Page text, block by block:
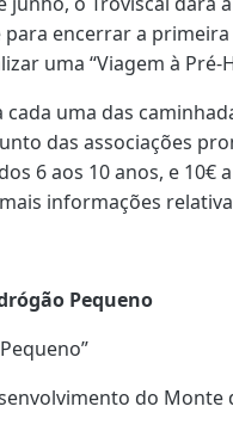
para encerrar a
uma “Viagem à
cada uma das
das associações
6 aos 10 anos, e 10€
informações
Pequeno
do Monte